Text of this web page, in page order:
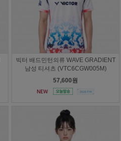
빅터 배드민턴의류 WAVE GRADIENT
남성 티셔츠 (VTC6CGW005M)
57,600원